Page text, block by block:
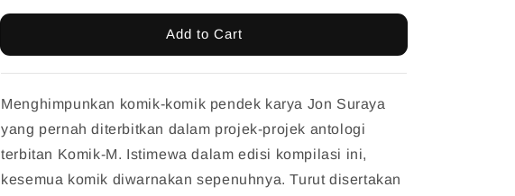
Add to Cart
Menghimpunkan komik-komik pendek karya Jon Suraya
yang pernah diterbitkan dalam projek-projek antologi
terbitan Komik-M. Istimewa dalam edisi kompilasi ini,
kesemua komik diwarnakan sepenuhnya. Turut disertakan